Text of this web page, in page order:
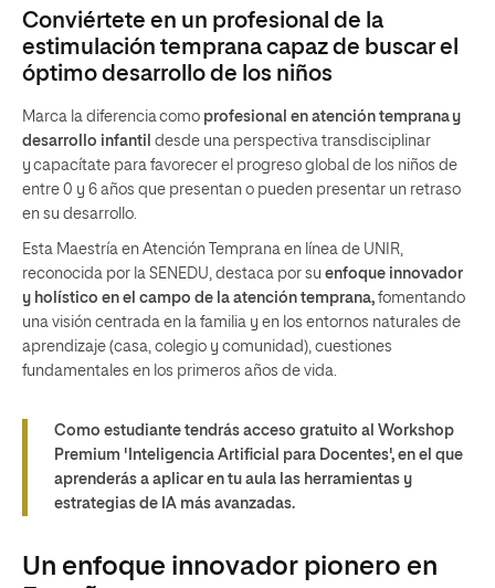
Conviértete en un profesional de la
estimulación temprana capaz de buscar el
óptimo desarrollo de los niños
Marca la diferencia como profesional en atención temprana y
desarrollo infantil desde una perspectiva transdisciplinar
y capacítate para favorecer el progreso global de los niños de
entre 0 y 6 años que presentan o pueden presentar un retraso
en su desarrollo.
Esta Maestría en Atención Temprana en línea de UNIR,
reconocida por la SENEDU, destaca por su enfoque innovador
y holístico en el campo de la atención temprana, fomentando
una visión centrada en la familia y en los entornos naturales de
aprendizaje (casa, colegio y comunidad), cuestiones
fundamentales en los primeros años de vida.
Como estudiante tendrás acceso gratuito al Workshop
Premium 'Inteligencia Artificial para Docentes', en el que
aprenderás a aplicar en tu aula las herramientas y
estrategias de IA más avanzadas.
Un enfoque innovador pionero en